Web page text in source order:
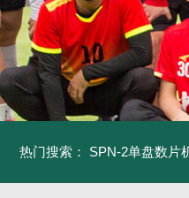
热门搜索： SPN-2单盘数片